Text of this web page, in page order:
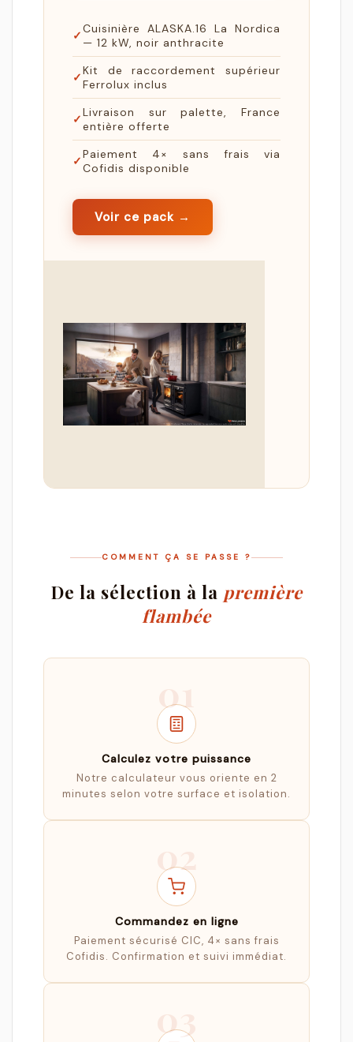
✓Cuisinière ALASKA.16 La Nordica
— 12 kW, noir anthracite
✓Kit de raccordement supérieur
Ferrolux inclus
✓Livraison sur palette, France
entière offerte
✓Paiement 4× sans frais via
Cofidis disponible
Voir ce pack →
COMMENT ÇA SE PASSE ?
De la sélection à la première
flambée
01
Calculez votre puissance
Notre calculateur vous oriente en 2
minutes selon votre surface et isolation.
02
Commandez en ligne
Paiement sécurisé CIC, 4× sans frais
Cofidis. Confirmation et suivi immédiat.
03